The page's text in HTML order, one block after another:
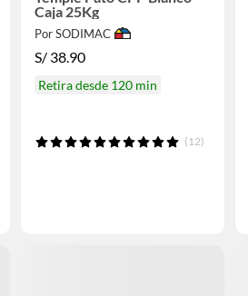
Caja 25Kg
Por SODIMAC
S/ 38.90
Retira desde 120 min
(12)